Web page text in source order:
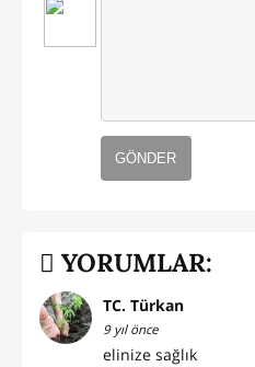
GÖNDER
YORUMLAR:
TC. Türkan
9 yıl önce
elinize sağlık